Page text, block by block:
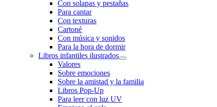
Con solapas y pestañas
Para cantar
Con texturas
Cartoné
Con música y sonidos
Para la hora de dormir
Libros infantiles ilustrados
Valores
Sobre emociones
Sobre la amistad y la familia
Libros Pop-Up
Para leer con luz UV